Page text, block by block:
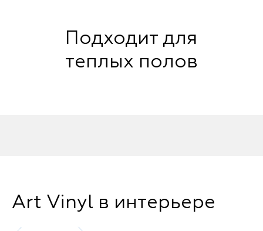
Подходит для
теплых полов
Art Vinyl в интерьере